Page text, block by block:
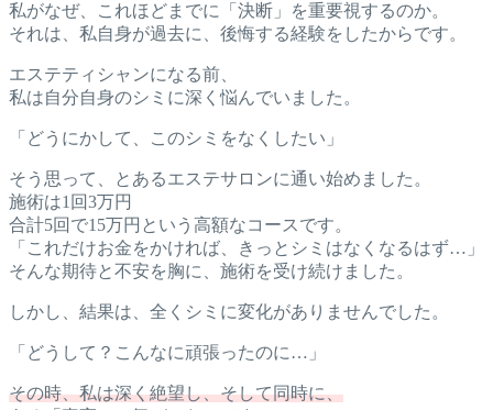
私がなぜ、これほどまでに「決断」を重要視するのか。
それは、私自身が過去に、後悔する経験をしたからです。
エステティシャンになる前、
私は自分自身のシミに深く悩んでいました。
「どうにかして、このシミをなくしたい」
そう思って、とあるエステサロンに通い始めました。
施術は1回3万円
合計5回で15万円という高額なコースです。
「これだけお金をかければ、きっとシミはなくなるはず…」
そんな期待と不安を胸に、施術を受け続けました。
しかし、結果は、全くシミに変化がありませんでした。
「どうして？こんなに頑張ったのに…」
その時、私は深く絶望し、そして同時に、